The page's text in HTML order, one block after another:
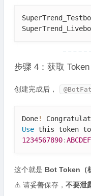
步骤 4：获取 Token
创建完成后，
Done!
Use this token to
1234567890:ABCDEF
这个就是 Bot Token（
⚠️ 请妥善保存， 不要泄